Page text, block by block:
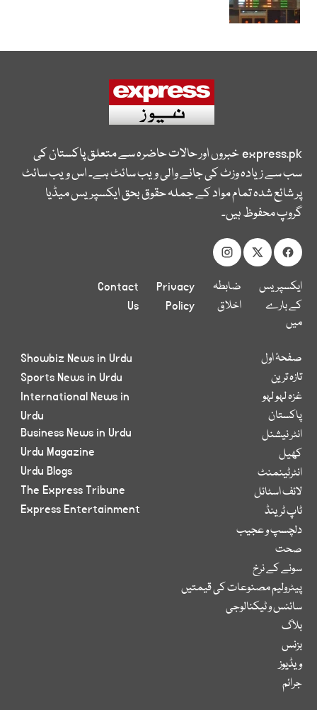
express.pkخبروں اور حالات حاضرہ سے متعلق پاکستان کی
سب سے زیادہ وزٹ کی جانے والی ویب سائٹ ہے۔ اس ویب سائٹ
پر شائع شدہ تمام مواد کے جملہ حقوق بحق ایکسپریس میڈیا
گروپ محفوظ ہیں۔
ایکسپریس
کے بارے
میں
ضابطہ
اخلاق
Privacy
Policy
Contact
Us
صفحۂ اول
تازہ ترین
غزہ لہو لہو
پاکستان
انٹر نیشنل
کھیل
انٹرٹینمنٹ
لائف اسٹائل
ٹاپ ٹرینڈ
دلچسپ و عجیب
صحت
سونے کے نرخ
پیٹرولیم مصنوعات کی قیمتیں
سائنس و ٹیکنالوجی
بلاگ
بزنس
ویڈیوز
جرائم
Showbiz News in Urdu
Sports News in Urdu
International News in
Urdu
Business News in Urdu
Urdu Magazine
Urdu Blogs
The Express Tribune
Express Entertainment